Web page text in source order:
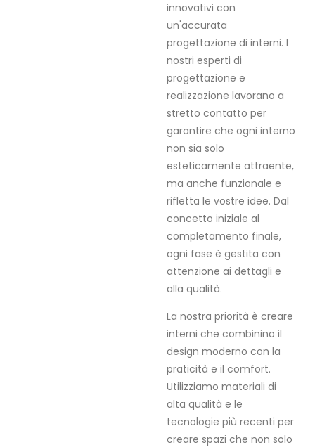
innovativi con
un'accurata
progettazione di interni. I
nostri esperti di
progettazione e
realizzazione lavorano a
stretto contatto per
garantire che ogni interno
non sia solo
esteticamente attraente,
ma anche funzionale e
rifletta le vostre idee. Dal
concetto iniziale al
completamento finale,
ogni fase è gestita con
attenzione ai dettagli e
alla qualità.
La nostra priorità è creare
interni che combinino il
design moderno con la
praticità e il comfort.
Utilizziamo materiali di
alta qualità e le
tecnologie più recenti per
creare spazi che non solo